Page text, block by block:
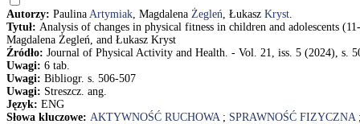
Autorzy: Paulina Artymiak, Magdalena Żegleń, Łukasz Kryst.
Tytuł: Analysis of changes in physical fitness in children and adolescents
Magdalena Żegleń, and Łukasz Kryst
Źródło: Journal of Physical Activity and Health. - Vol. 21, iss. 5 (2024), s.
Uwagi: 6 tab.
Uwagi: Bibliogr. s. 506-507
Uwagi: Streszcz. ang.
Język: ENG
Słowa kluczowe: AKTYWNOŚĆ RUCHOWA; SPRAWNOŚĆ FIZYCZNA